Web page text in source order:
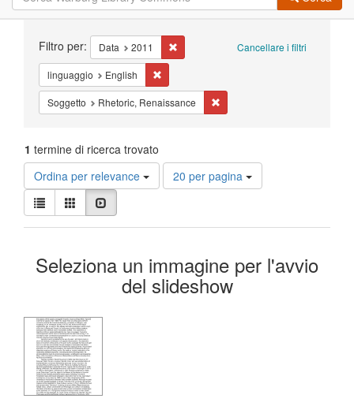
Ricerca Cancellare i filtri
Filtro per: Data 2011 Cancella il filtro Data: 2011
linguaggio English
Soggetto Rhetoric, Renaissance
1 termine di ricerca trovato
Ordina per relevance
Risultati
per
20 per pagina
Visualizza
i
risultati
Lista Galleria
Risultati
della
Seleziona un immagine per l'avvio
del slideshow